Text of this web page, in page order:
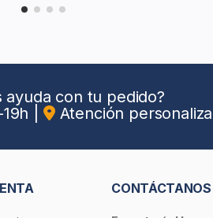
ayuda con tu pedido?
Atención
CONTÁCTANOS